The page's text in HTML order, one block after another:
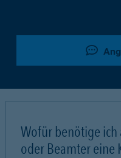
Wofür benötige
oder Beamter eine